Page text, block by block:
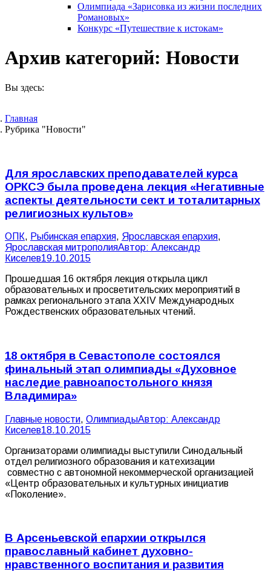
Олимпиада «Зарисовка из жизни последних
Романовых»
Конкурс «Путешествие к истокам»
Архив категорий: Новости
Вы здесь:
Главная
Рубрика "Новости"
Для ярославских преподавателей курса
ОРКСЭ была проведена лекция «Негативные
аспекты деятельности сект и тоталитарных
религиозных культов»
ОПК, Рыбинская епархия, Ярославская епархия,
Ярославская митрополияАвтор: Александр
Киселев19.10.2015
Прошедшая 16 октября лекция открыла цикл
образовательных и просветительских мероприятий в
рамках регионального этапа ХХIV Международных
Рождественских образовательных чтений.
18 октября в Севастополе состоялся
финальный этап олимпиады «Духовное
наследие равноапостольного князя
Владимира»
Главные новости, ОлимпиадыАвтор: Александр
Киселев18.10.2015
Организаторами олимпиады выступили Синодальный
отдел религиозного образования и катехизации
совместно с автономной некоммерческой организацией
«Центр образовательных и культурных инициатив
«Поколение».
В Арсеньевской епархии открылся
православный кабинет духовно-
нравственного воспитания и развития